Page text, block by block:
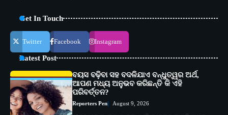
Get In Touch
Twitter Facebook Instagram
Latest Post
ବୟସ ବଢ଼ିବା ସହ ବଦଳିଯାଏ ବନ୍ଧୁତ୍ୱର ଅର୍ଥ,
ଆପଣ ମଧ୍ୟ ଅନୁଭବ କରିଛନ୍ତି କି ଏହି
ପରିବର୍ତ୍ତନ?
Reporters Pen August 9, 2026